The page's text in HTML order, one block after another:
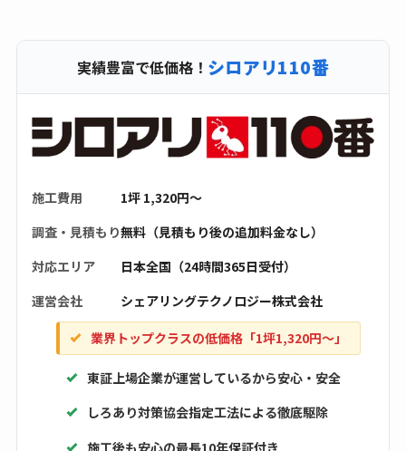
実績豊富で低価格！ シロアリ110番
施工費用
1坪 1,320円〜
調査・見積もり無料（見積もり後の追加料金なし）
対応エリア
日本全国（24時間365日受付）
運営会社
シェアリングテクノロジー株式会社
業界トップクラスの低価格「1坪1,320円〜」
東証上場企業が運営しているから安心・安全
しろあり対策協会指定工法による徹底駆除
施工後も安心の最長10年保証付き